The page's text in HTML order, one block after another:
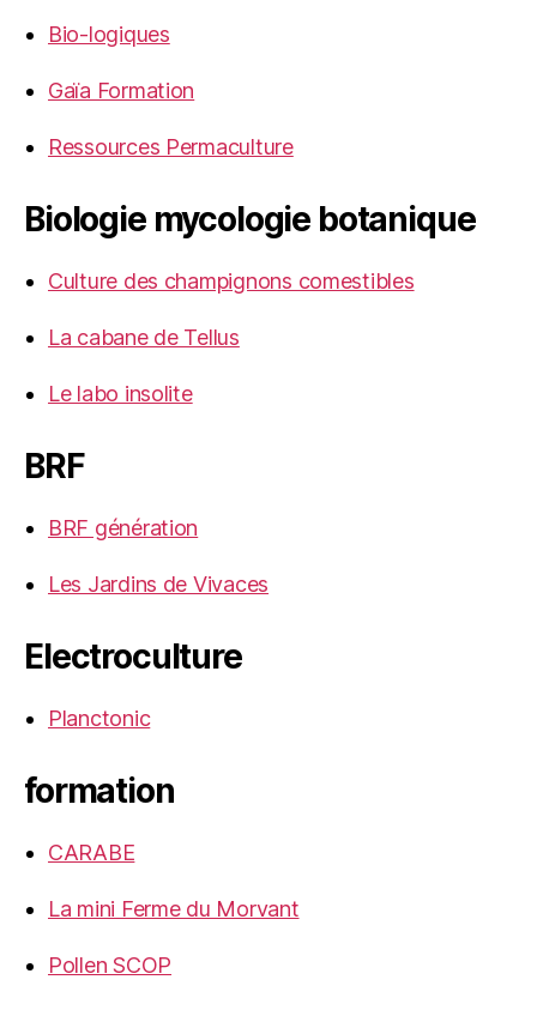
Bio-logiques
Gaïa Formation
Ressources Permaculture
Biologie mycologie botanique
Culture des champignons comestibles
La cabane de Tellus
Le labo insolite
BRF
BRF génération
Les Jardins de Vivaces
Electroculture
Planctonic
formation
CARABE
La mini Ferme du Morvant
Pollen SCOP